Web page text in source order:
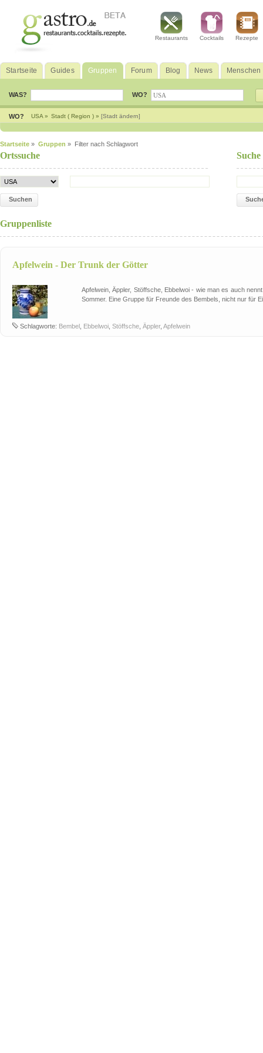
Restaurants Cocktails Rezepte
Startseite Guides Gruppen Forum Blog News Menschen
WAS? WO?
WO? USA » Stadt ( Region ) » [Stadt ändern]
Startseite » Gruppen » Filter nach Schlagwort
Ortssuche
Suchen
Gruppenliste
Apfelwein - Der Trunk der Götter
Apfelwein, Äppler, Stöffsche, Ebbelwoi - wie man es auch
Sommer. Eine Gruppe für Freunde des Bembels, nicht nur für
Schlagworte: Bembel Ebbelwoi Stöffsche Äppler, Apfelwein